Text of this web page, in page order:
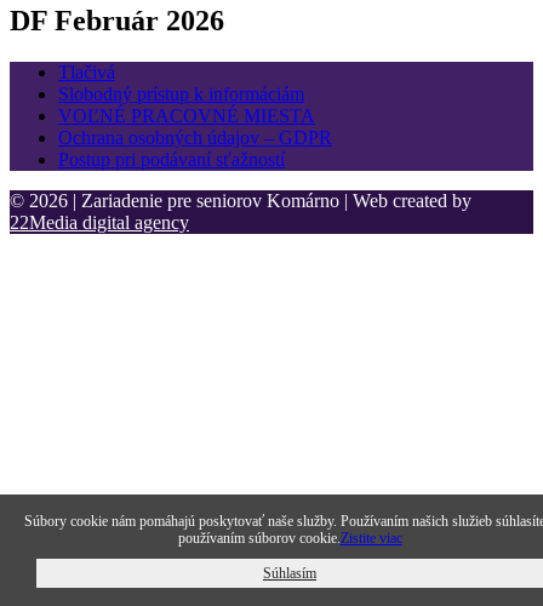
DF Február 2026
Tlačivá
Slobodný prístup k informáciám
VOĽNÉ PRACOVNÉ MIESTA
Ochrana osobných údajov – GDPR
Postup pri podávaní sťažností
© 2026 | Zariadenie pre seniorov Komárno | Web created by
22Media digital agency
Súbory cookie nám pomáhajú poskytovať naše služby. Používaním našich služieb
používaním súborov cookie.Zistite viac
Súhlasím